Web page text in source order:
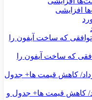
که ساخت آیفون را
سکه امروز جمعه ۱۶ مرداد/ کاهش قیمت ها+ جدول و